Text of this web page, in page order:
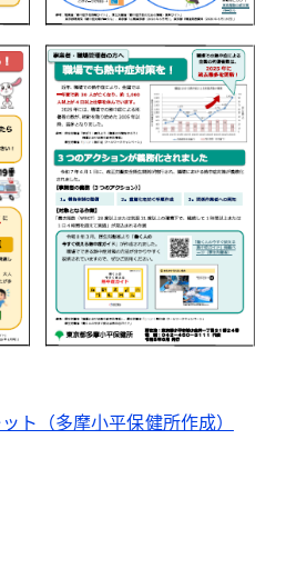
ト（多摩小平保健所作成）